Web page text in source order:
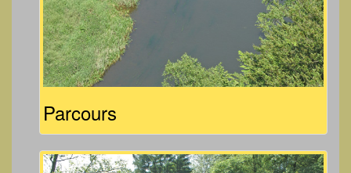
Parcours